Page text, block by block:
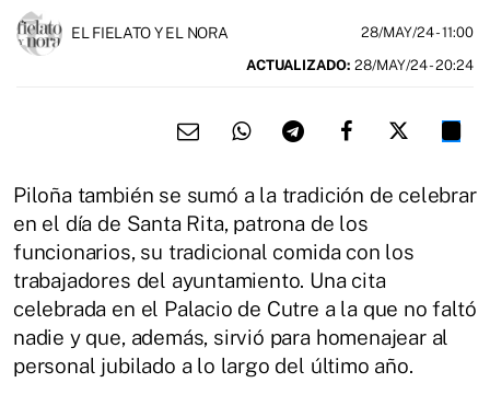
EL FIELATO Y EL NORA 28/MAY/24- 11:00
ACTUALIZADO: 28/MAY/24 - 20:24
Piloña también se sumó a la tradición de celebrar
en el día de Santa Rita, patrona de los
funcionarios, su tradicional comida con los
trabajadores del ayuntamiento. Una cita
celebrada en el Palacio de Cutre a la que no faltó
nadie y que, además, sirvió para homenajear al
personal jubilado a lo largo del último año.